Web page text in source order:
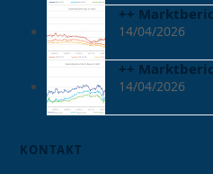
++
14/04/2026
++
14/04/2026
KONTAKT